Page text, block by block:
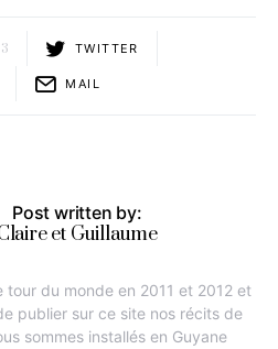
3 TWITTER
MAIL
Post written by:
et Guillaume
du monde en 2011 et 2012 et
publier sur ce site nos récits de
sommes installés en Guyane